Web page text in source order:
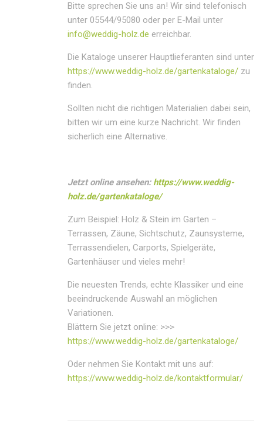
Bitte sprechen Sie uns an! Wir sind telefonisch
unter 05544/95080 oder per E-Mail unter
info@weddig-holz.de erreichbar.
Die Kataloge unserer Hauptlieferanten sind unter
https://www.weddig-holz.de/gartenkataloge/ zu
finden.
Sollten nicht die richtigen Materialien dabei sein,
bitten wir um eine kurze Nachricht. Wir finden
sicherlich eine Alternative.
Jetzt online ansehen: https://www.weddig-
holz.de/gartenkataloge/
Zum Beispiel: Holz & Stein im Garten –
Terrassen, Zäune, Sichtschutz, Zaunsysteme,
Terrassendielen, Carports, Spielgeräte,
Gartenhäuser und vieles mehr!
Die neuesten Trends, echte Klassiker und eine
beeindruckende Auswahl an möglichen
Variationen.
Blättern Sie jetzt online: >>>
https://www.weddig-holz.de/gartenkataloge/
Oder nehmen Sie Kontakt mit uns auf:
https://www.weddig-holz.de/kontaktformular/